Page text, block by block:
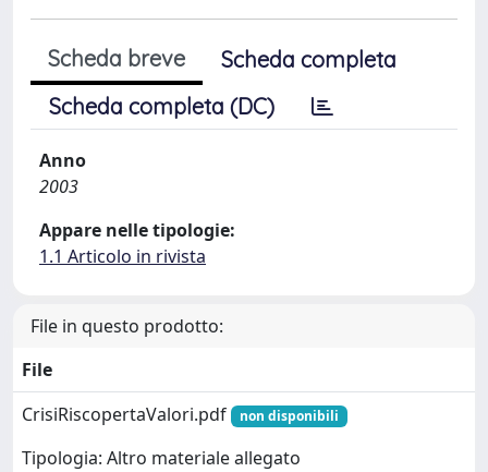
Scheda breve
Scheda completa
Scheda completa (DC)
Anno
2003
Appare nelle tipologie:
1.1 Articolo in rivista
File in questo prodotto:
File
CrisiRiscopertaValori.pdf
non disponibili
Tipologia: Altro materiale allegato